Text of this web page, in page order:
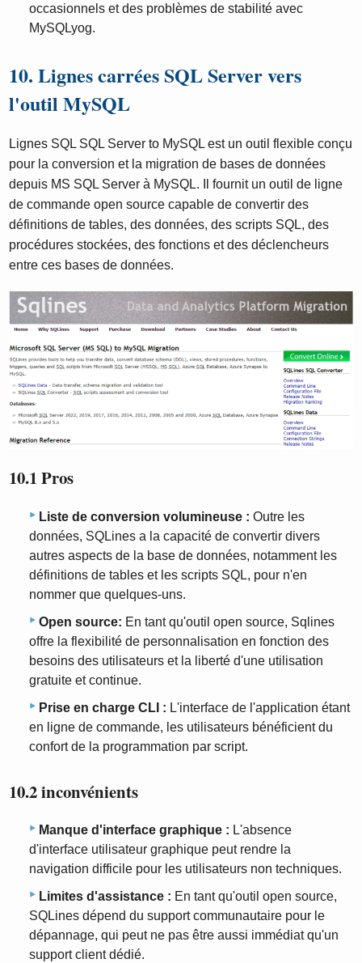
occasionnels et des problèmes de stabilité avec
MySQLyog.
10. Lignes carrées SQL Server vers
l'outil MySQL
Lignes SQL SQL Server to MySQL est un outil flexible conçu
pour la conversion et la migration de bases de données
depuis MS SQL Server à MySQL. Il fournit un outil de ligne
de commande open source capable de convertir des
définitions de tables, des données, des scripts SQL, des
procédures stockées, des fonctions et des déclencheurs
entre ces bases de données.
10.1 Pros
Liste de conversion volumineuse : Outre les
données, SQLines a la capacité de convertir divers
autres aspects de la base de données, notamment les
définitions de tables et les scripts SQL, pour n'en
nommer que quelques-uns.
Open source: En tant qu'outil open source, Sqlines
offre la flexibilité de personnalisation en fonction des
besoins des utilisateurs et la liberté d'une utilisation
gratuite et continue.
Prise en charge CLI : L'interface de l'application étant
en ligne de commande, les utilisateurs bénéficient du
confort de la programmation par script.
10.2 inconvénients
Manque d'interface graphique : L'absence
d'interface utilisateur graphique peut rendre la
navigation difficile pour les utilisateurs non techniques.
Limites d'assistance : En tant qu'outil open source,
SQLines dépend du support communautaire pour le
dépannage, qui peut ne pas être aussi immédiat qu'un
support client dédié.